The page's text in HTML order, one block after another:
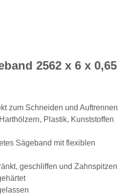
2562 x 6 x 0,65
zum Schneiden und Auftrennen
Plastik, Kunststoffen
Sägeband mit flexiblen
geschliffen und Zahnspitzen